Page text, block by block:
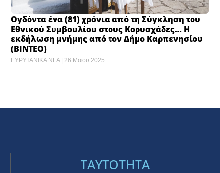
Ογδόντα ένα (81) χρόνια από τη Σύγκληση του
Εθνικού Συμβουλίου στους Κορυσχάδες… Η
εκδήλωση μνήμης από τον Δήμο Καρπενησίου
(ΒΙΝΤΕΟ)
ΕΥΡΥΤΑΝΙΚΑ ΝΕΑ 26 Μαΐου 2025
TAYTOTHTA